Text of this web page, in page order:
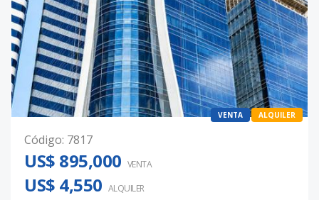
VENTA ALQUILER
Código: 7817
US$ 895,000 VENTA
US$ 4,550 ALQUILER